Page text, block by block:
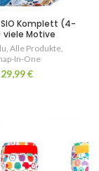
Komplett (4-
viele Motive
, Alle Produkte,
In-One
29,99€